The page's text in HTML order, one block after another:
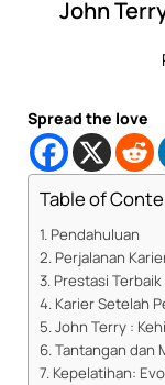
John
Spread the love
Table of
Pendahuluan
Perjalanan
Prestasi Terbaik
Karier Setelah
John Terry :
Tantangan dan
Kepelatihan: